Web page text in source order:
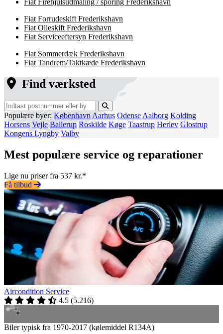
Fiat Firehjulsudmåling / sporing Frederikshavn
Fiat Forrudeskift Frederikshavn
Fiat Olieskift Frederikshavn
Fiat Serviceeftersyn Frederikshavn
Fiat Sommerdæk Frederikshavn
Fiat Tandrem/Taktkæde Frederikshavn
Find værksted
Populære byer: København Aarhus Odense Aalborg Kolding
Horsens Vejle Ballerup Roskilde Køge Taastrup Herlev Glostrup
Kongens Lyngby Valby
Mest populære service og reparationer
Lige nu priser fra 537 kr.*
Få tilbud
Aircondition Service
4.5 (5.216)
Biler typisk fra 1970-2017 (kølemiddel R134A)